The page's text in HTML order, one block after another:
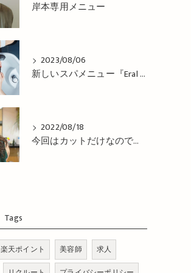
岸本専用メニュー
2023/08/06
新しいスパメニュー『Eral Head Cure』が 登場！姫路市の美容院BEREA(ベレア)はお客様のキレイを叶える美容室／ヘアサロン
2022/08/18
今回はカットだけなので、コテで巻き巻き仕上げ！姫路市の美容院BEREA(ベレア)はお客様のキレイを叶える美容室／ヘアサロン
Tags
楽天ポイント 美容師
求人